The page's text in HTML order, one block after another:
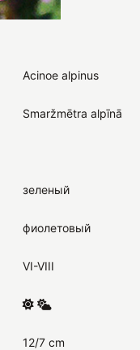
Acinoe alpinus
Smaržmētra alpīnā
зеленый
фиолетовый
VI-VIII
12/7 cm